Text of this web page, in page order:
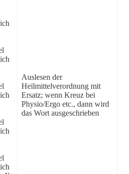
Auslesen der
Heilmittelverordnung mit
Ersatz; wenn Kreuz bei
Physio/Ergo etc., dann wird
das Wort ausgeschrieben